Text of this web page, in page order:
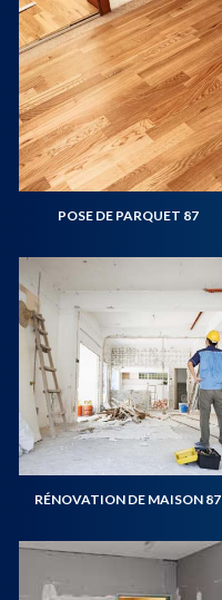
POSE DE PARQUET 87
RÉNOVATION DE MAISON 87